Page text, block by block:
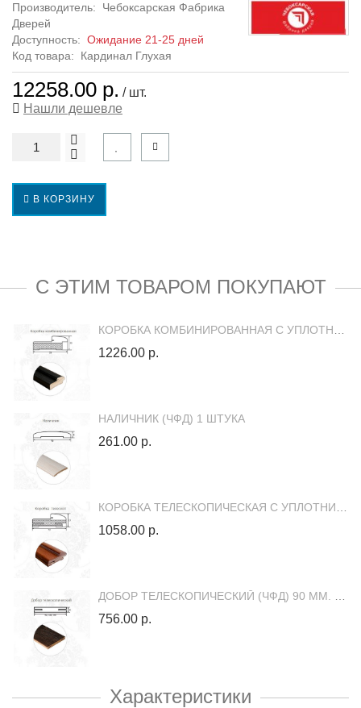
Производитель:
Чебоксарская Фабрика
Дверей
Доступность: Ожидание 21-25 дней
Код товара:
Кардинал Глухая
12258.00 р. / шт.
Нашли дешевле
В КОРЗИНУ
С ЭТИМ ТОВАРОМ ПОКУПАЮТ
1226.00 р.
НАЛИЧНИК (ЧФД) 1 ШТУКА
261.00 р.
1058.00 р.
756.00 р.
Характеристики